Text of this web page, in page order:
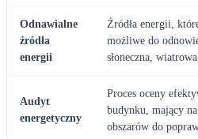
Odnawialne
źródła
energii
Źródła energii,
możliwe do
słoneczna,
Audyt
energetyczny
Proces oceny
budynku, mający
obszarów do